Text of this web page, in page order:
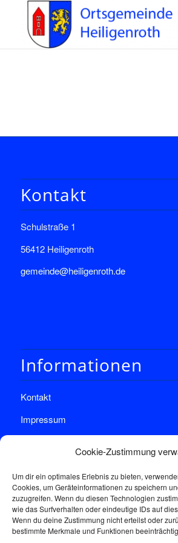
Cookie-Zustimmung
Um dir ein optimales Erlebnis zu bieten,
Cookies, um Geräteinformationen zu speichern
zuzugreifen. Wenn du diesen Technologien
wie das Surfverhalten oder eindeutige IDs auf
Wenn du deine Zustimmung nicht erteilst oder
bestimmte Merkmale und Funktionen
Kontakt
Schulstraße 1
56412 Heiligenroth
gemeinde@heiligenroth.de
Informationen
Kontakt
Impressum
Sprechstunde